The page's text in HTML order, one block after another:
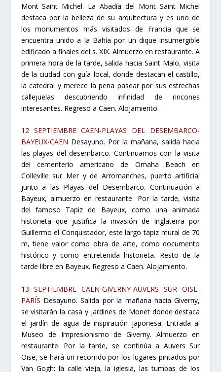
Mont Saint Michel. La Abadía del Mont Saint Michel
destaca por la belleza de su arquitectura y es uno de
los monumentos más visitados de Francia que se
encuentra unido a la Bahía por un dique insumergible
edificado a finales del s. XIX. Almuerzo en restaurante. A
primera hora de la tarde, salida hacia Saint Malo, visita
de la ciudad con guía local, donde destacan el castillo,
la catedral y merece la pena pasear por sus estrechas
callejuelas descubriendo infinidad de rincones
interesantes. Regreso a Caen. Alojamiento.
12 SEPTIEMBRE CAEN-PLAYAS DEL DESEMBARCO-
BAYEUX-CAEN Desayuno. Por la mañana, salida hacia
las playas del desembarco. Continuamos con la visita
del cementerio americano de Omaha Beach en
Colleville sur Mer y de Arromanches, puerto artificial
junto a las Playas del Desembarco. Continuación a
Bayeux, almuerzo en restaurante. Por la tarde, visita
del famoso Tapiz de Bayeux, como una animada
historieta que justifica la invasión de Inglaterra por
Guillermo el Conquistador, este largo tapiz mural de 70
m, tiene valor como obra de arte, como documento
histórico y como entretenida historieta. Resto de la
tarde libre en Bayeux. Regreso a Caen. Alojamiento.
13 SEPTIEMBRE CAEN-GIVERNY-AUVERS SUR OISE-
PARÍS Desayuno. Salida por la mañana hacia Giverny,
se visitarán la casa y jardines de Monet donde destaca
el jardín de agua de inspiración japonesa. Entrada al
Museo de Impresionismo de Giverny. Almuerzo en
restaurante. Por la tarde, se continúa a Auvers Sur
Oise, se hará un recorrido por los lugares pintados por
Van Gogh: la calle vieja, la iglesia, las tumbas de los